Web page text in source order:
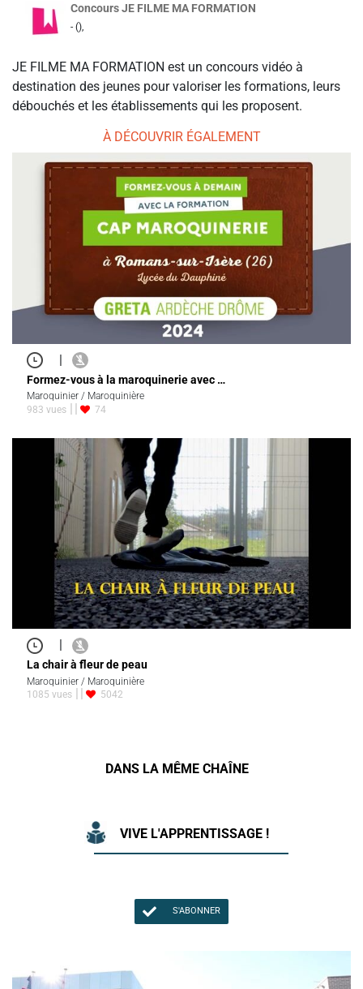
Concours JE FILME MA FORMATION
- (),
JE FILME MA FORMATION est un concours vidéo à
destination des jeunes pour valoriser les formations, leurs
débouchés et les établissements qui les proposent.
À DÉCOUVRIR ÉGALEMENT
|
Formez-vous à la maroquinerie avec …
Maroquinier / Maroquinière
983 vues
74
|
La chair à fleur de peau
Maroquinier / Maroquinière
1085 vues
5042
DANS LA MÊME CHAÎNE
VIVE L'APPRENTISSAGE !
S'ABONNER